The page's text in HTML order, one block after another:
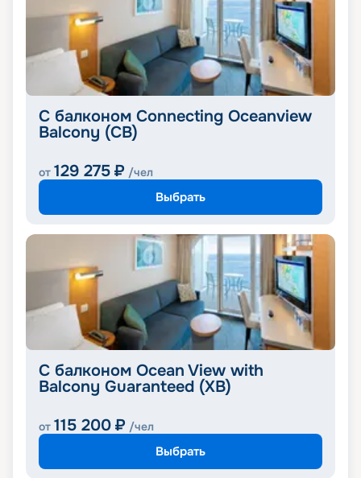
С балконом Connecting Oceanview
Balcony (CB)
от 129 275 ₽ /чел
Выбрать
С балконом Ocean View with
Balcony Guaranteed (XB)
от 115 200 ₽ /чел
Выбрать